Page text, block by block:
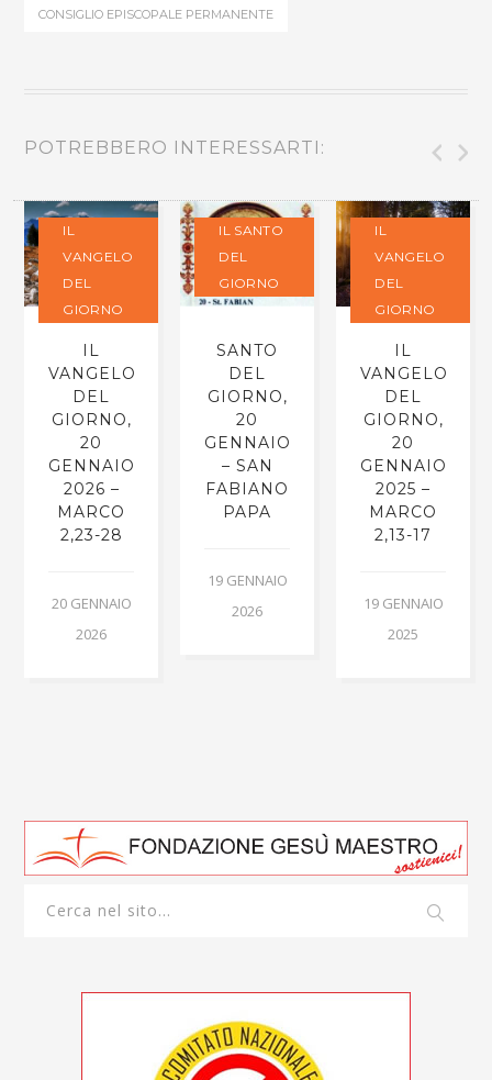
CONSIGLIO EPISCOPALE PERMANENTE
POTREBBERO INTERESSARTI:
IL
VANGELO
DEL
GIORNO
IL
VANGELO
DEL
GIORNO,
20
GENNAIO
2026 –
MARCO
2,23-28
20 GENNAIO
2026
IL SANTO
DEL
GIORNO
SANTO
DEL
GIORNO,
20
GENNAIO
– SAN
FABIANO
PAPA
19 GENNAIO
2026
IL
VANGELO
DEL
GIORNO
IL
VANGELO
DEL
GIORNO,
20
GENNAIO
2025 –
MARCO
2,13-17
19 GENNAIO
2025